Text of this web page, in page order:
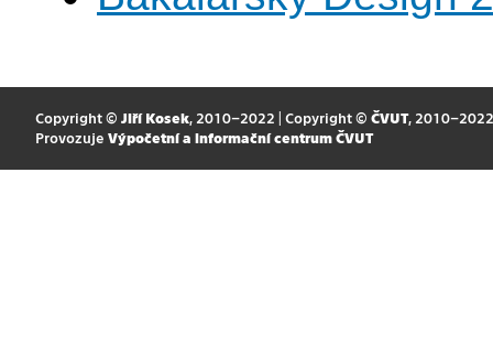
Copyright © Jiří Kosek, 2010–2022 | Copyright © ČVUT, 2010–2022
Provozuje Výpočetní a informační centrum ČVUT